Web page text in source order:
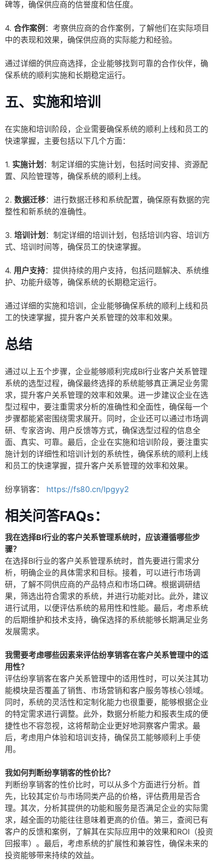
碑等，确保供应商的信誉度和信任度。
4. 合作案例 ：考察供应商的合作案例，了解他们在实际项目
中的表现和效果，确保供应商的实际能力和经验。
通过详细的供应商选择，企业能够找到可靠的合作伙伴，确
保系统的顺利实施和长期稳定运行。
五、实施和培训
在实施和培训阶段，企业需要确保系统的顺利上线和员工的
快速掌握，主要包括以下几个方面：
1. 实施计划 ：制定详细的实施计划，包括时间安排、资源配
置、风险管理等，确保系统的顺利上线。
2. 数据迁移：进行数据迁移和系统配置，确保原有数据的完
整性和新系统的准确性。
3. 培训计划 ：制定详细的培训计划，包括培训内容、培训方
式、培训时间等，确保员工的快速掌握。
4. 用户支持：提供持续的用户支持，包括问题解决、系统维
护、功能升级等，确保系统的长期稳定运行。
通过详细的实施和培训，企业能够确保系统的顺利上线和员
工的快速掌握，提升客户关系管理的效率和效果。
总结
通过以上五个步骤，企业能够顺利完成BI行业客户关系管理
系统的选型过程，确保最终选择的系统能够真正满足业务需
求，提升客户关系管理的效率和效果。进一步建议企业在选
型过程中，要注重需求分析的准确性和全面性，确保每一个
步骤都能紧密围绕需求展开。同时，企业还可以通过市场调
研、专家咨询、用户反馈等方式，确保选型过程的信息全
面、真实、可靠。最后，企业在实施和培训阶段，要注重实
施计划的详细性和培训计划的系统性，确保系统的顺利上线
和员工的快速掌握，提升客户关系管理的效率和效果。
纷享销客： https://fs80.cn/lpgyy2
相关问答FAQs：
我在选择BI行业的客户关系管理系统时，应该遵循哪些步
骤？
在选择BI行业的客户关系管理系统时，首先要进行需求分
析，明确企业的具体需求和目标。接着，可以进行市场调
研，了解不同供应商的产品特点和市场口碑。根据调研结
果，筛选出符合需求的系统，并进行功能对比。此外，建议
进行试用，以便评估系统的易用性和性能。最后，考虑系统
的后期维护和技术支持，确保选择的系统能够长期满足业务
发展需求。
我需要考虑哪些因素来评估纷享销客在客户关系管理中的适
用性？
评估纷享销客在客户关系管理中的适用性时，可以关注其功
能模块是否覆盖了销售、市场营销和客户服务等核心领域。
同时，系统的灵活性和定制化能力也很重要，能够根据企业
的特定需求进行调整。此外，数据分析能力和报表生成的便
捷性也不容忽视，这将帮助企业更好地洞察客户需求。最
后，考虑用户体验和培训支持，确保员工能够顺利上手使
用。
我如何判断纷享销客的性价比？
判断纷享销客的性价比时，可以从多个方面进行分析。首
先，比较其定价与市场同类产品的价格，评估费用是否合
理。其次，分析其提供的功能和服务是否满足企业的实际需
求，越全面的功能往往意味着更高的价值。第三，查阅已有
客户的反馈和案例，了解其在实际应用中的效果和ROI（投资
回报率）。最后，考虑系统的扩展性和兼容性，确保未来的
投资能够带来持续的效益。